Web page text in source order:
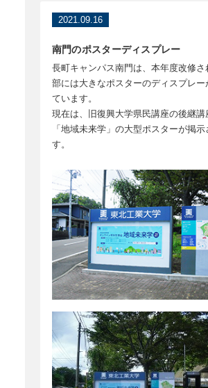
2021.09.16
南門のポスターディスプレー
長町キャンパス南門は、本年度改修さ
部には大きなポスターのディスプレー
ています。
現在は、旧復興大学県民講座の後継講
「地域未来学」の大型ポスターが掲示
す。